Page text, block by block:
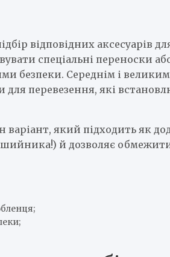
відповідних аксесуарів
спеціальні переноски
безпеки. Середнім і
для перевезення, які
який підходить як
й дозволяє